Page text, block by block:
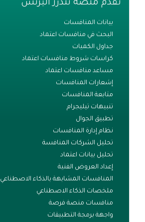
تقدم منصة تندرز أليرتس
بيانات المنافسات
البحث في منافسات اعتماد
جداول الكميات
كراسات شروط منافسات اعتماد
مساعد منافسات اعتماد
إشعارات المنافسات
متابعة المنافسات
تنبيهات تيليجرام
تطبيق الجوال
نظام إدارة المنافسات
تحليل الشركات المنافسة
تحليل بيانات اعتماد
إعداد العروض الفنية
المنافسات المشابهة بالذكاء الاصطناعي
ملخصات الذكاء الاصطناعي
منافسات منصة فرصة
واجهة برمجة التطبيقات